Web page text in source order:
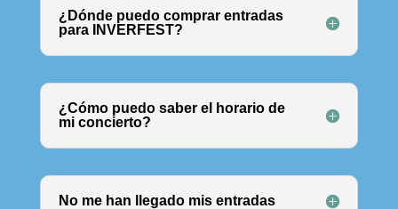
¿Dónde puedo comprar entradas
para INVERFEST?
¿Cómo puedo saber el horario de
mi concierto?
No me han llegado mis entradas